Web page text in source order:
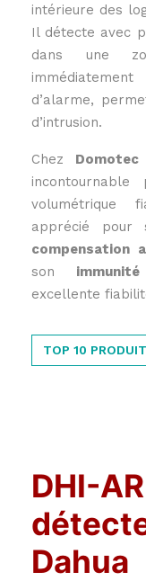
intérieure des
Il détecte avec
dans une
d’alarme,
d’intrusion.
Chez Domotec
volumétrique
apprécié pour
compensation
son
excellente
TOP 10
DHI-
Dahua